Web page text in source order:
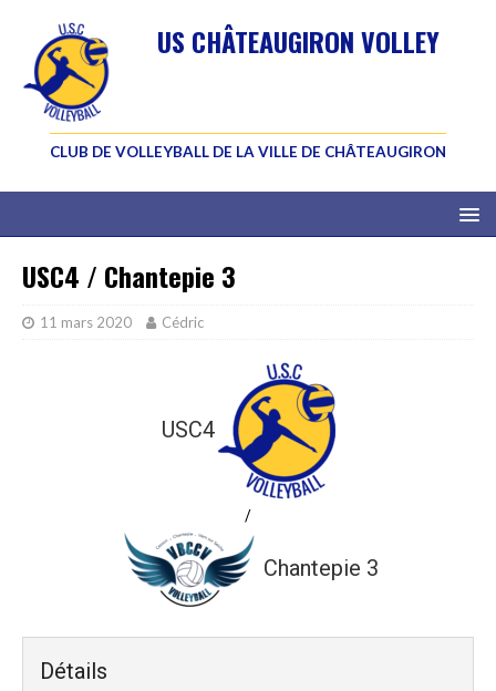
US CHÂTEAUGIRON VOLLEY
CLUB DE VOLLEYBALL DE LA VILLE DE CHÂTEAUGIRON
USC4 / Chantepie 3
11 mars 2020 Cédric
USC4
/
Chantepie 3
Détails